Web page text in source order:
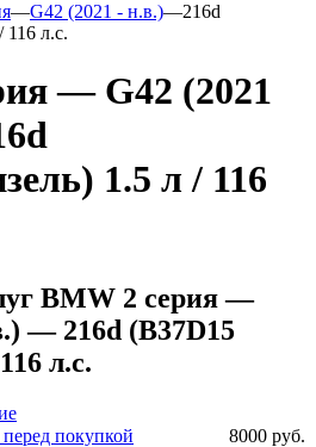
—G42 (2021 - н.в.)—216d
116 л.с.
— G42 (2021
1.5 л / 116
BMW 2 серия —
— 216d (B37D15
л.с.
покупкой
8000 руб.